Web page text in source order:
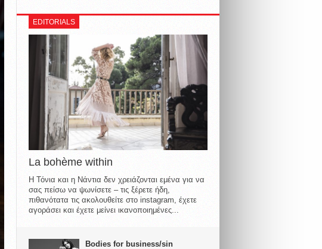
EDITORIALS
La bohème within
Η Τόνια και η Νάντια δεν χρειάζονται εμένα για να
σας πείσω να ψωνίσετε – τις ξέρετε ήδη,
πιθανότατα τις ακολουθείτε στο instagram, έχετε
αγοράσει και έχετε μείνει ικανοποιημένες...
Bodies for business/sin